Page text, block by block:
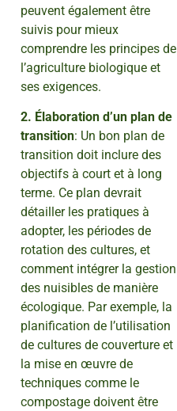
peuvent également être
suivis pour mieux
comprendre les principes de
l’agriculture biologique et
ses exigences.
2. Élaboration d’un plan de
transition: Un bon plan de
transition doit inclure des
objectifs à court et à long
terme. Ce plan devrait
détailler les pratiques à
adopter, les périodes de
rotation des cultures, et
comment intégrer la gestion
des nuisibles de manière
écologique. Par exemple, la
planification de l’utilisation
de cultures de couverture et
la mise en œuvre de
techniques comme le
compostage doivent être